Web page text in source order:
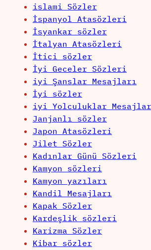
islami Sözler
İspanyol Atasözleri
İsyankar sözler
İtalyan Atasözleri
İtici sözler
İyi Geceler Sözleri
iyi Şanslar Mesajları
İyi sözler
iyi Yolculuklar
Janjanlı sözler
Japon Atasözleri
Jilet Sözler
Kadınlar Günü Sözleri
Kamyon sözleri
Kamyon yazıları
Kandil Mesajları
Kapak Sözler
Kardeşlik sözleri
Karizma Sözler
Kibar sözler